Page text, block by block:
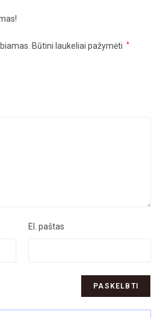
Būtini laukeliai pažymėti *
El. paštas